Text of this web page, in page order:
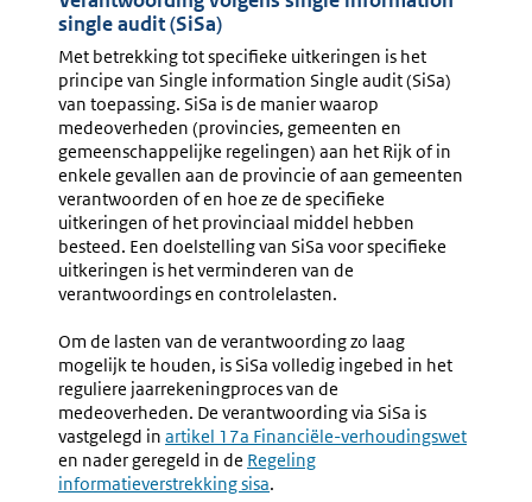
single audit (SiSa)
Met betrekking tot specifieke uitkeringen is het
principe van Single information Single audit (SiSa)
van toepassing. SiSa is de manier waarop
medeoverheden (provincies, gemeenten en
gemeenschappelijke regelingen) aan het Rijk of in
enkele gevallen aan de provincie of aan gemeenten
verantwoorden of en hoe ze de specifieke
uitkeringen of het provinciaal middel hebben
besteed. Een doelstelling van SiSa voor specifieke
uitkeringen is het verminderen van de
verantwoordings en controlelasten.
Om de lasten van de verantwoording zo laag
mogelijk te houden, is SiSa volledig ingebed in het
reguliere jaarrekeningproces van de
medeoverheden. De verantwoording via SiSa is
vastgelegd in Externe
link:
artikel 17a Financiële-verhoudingswet
en nader geregeld in de Externe
link:
Regeling
informatieverstrekking sisa.